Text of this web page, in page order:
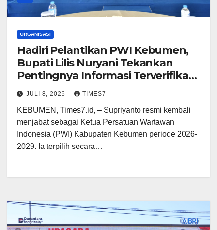
ORGANISASI
Hadiri Pelantikan PWI Kebumen,
Bupati Lilis Nuryani Tekankan
Pentingnya Informasi Terverifikasi
bagi Publik
JULI 8, 2026 TIMES7
KEBUMEN, Times7.id, – Supriyanto resmi kembali
menjabat sebagai Ketua Persatuan Wartawan
Indonesia (PWI) Kabupaten Kebumen periode 2026-
2029. Ia terpilih secara…